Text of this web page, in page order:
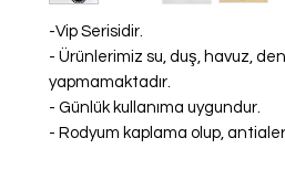
-Vip Serisidir.
- Ürünlerimiz su, duş, havuz,
yapmamaktadır.
- Günlük kullanıma uygundur.
- Rodyum kaplama olup,